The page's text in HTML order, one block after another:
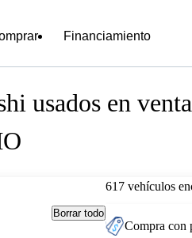
Financiamiento
usados en
Borrar todo
617 vehículos
Compra con